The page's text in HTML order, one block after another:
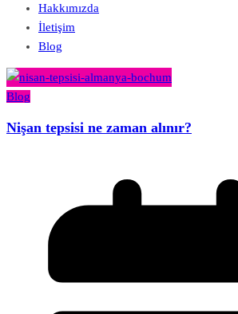
Hakkımızda
İletişim
Blog
Blog
Nişan tepsisi ne zaman alınır?